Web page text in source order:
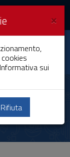
×
Informativa sui
Rifiuta